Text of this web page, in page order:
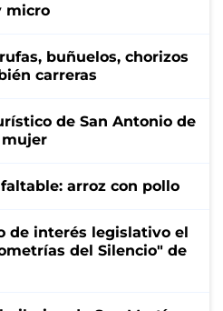
micro
buñuelos, chorizos
carreras
de San Antonio de
mujer
arroz con pollo
de interés legislativo el
del Silencio" de